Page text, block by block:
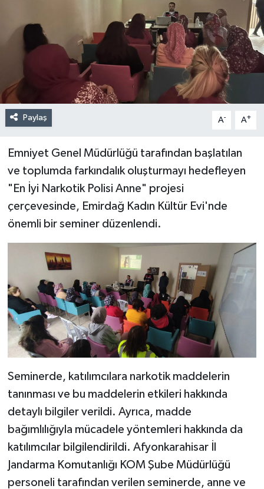
Paylaş A- A+
Emniyet Genel Müdürlüğü tarafından başlatılan
ve toplumda farkındalık oluşturmayı hedefleyen
"En İyi Narkotik Polisi Anne" projesi
çerçevesinde, Emirdağ Kadın Kültür Evi'nde
önemli bir seminer düzenlendi.
Seminerde, katılımcılara narkotik maddelerin
tanınması ve bu maddelerin etkileri hakkında
detaylı bilgiler verildi. Ayrıca, madde
bağımlılığıyla mücadele yöntemleri hakkında da
katılımcılar bilgilendirildi. Afyonkarahisar İl
Jandarma Komutanlığı KOM Şube Müdürlüğü
personeli tarafından verilen seminerde, anne ve